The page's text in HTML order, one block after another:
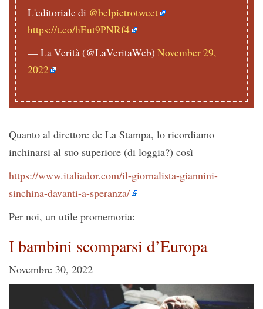
L'editoriale di @belpietrotweet
https://t.co/hEut9PNRf4
— La Verità (@LaVeritaWeb) November 29,
2022
Quanto al direttore de La Stampa, lo ricordiamo
inchinarsi al suo superiore (di loggia?) così
https://www.italiador.com/il-giornalista-giannini-
sinchina-davanti-a-speranza/
Per noi, un utile promemoria:
I bambini scomparsi d’Europa
Novembre 30, 2022